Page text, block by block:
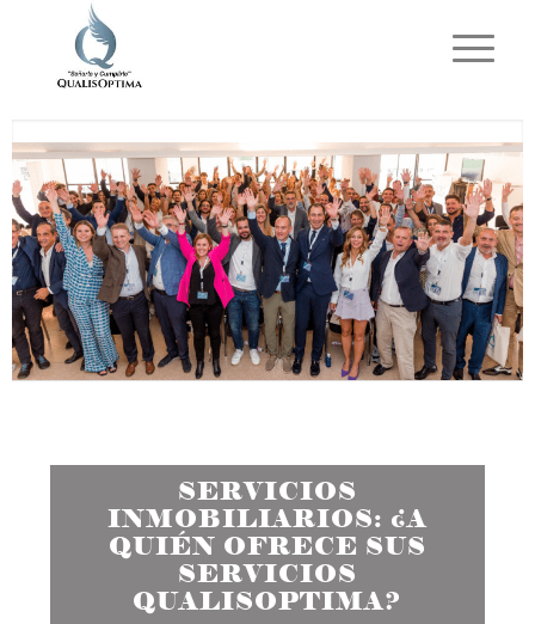
SERVICIOS
INMOBILIARIOS: ¿A
QUIÉN OFRECE SUS
SERVICIOS
QUALISOPTIMA?